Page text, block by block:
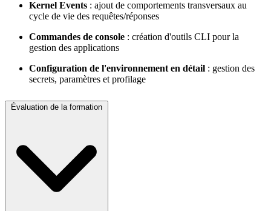
Kernel Events : ajout de comportements transversaux au
cycle de vie des requêtes/réponses
Commandes de console : création d'outils CLI pour la
gestion des applications
Configuration de l'environnement en détail : gestion des
secrets, paramètres et profilage
Évaluation de la formation